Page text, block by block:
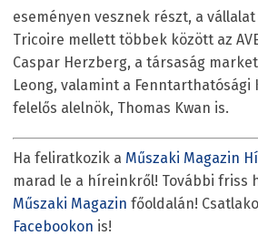
eseményen vesznek részt, a
Tricoire mellett többek között az
Caspar Herzberg, a társaság
Leong, valamint a
felelős alelnök, Thomas Kwan is.
Ha feliratkozik a Műszaki Magazin
marad le a híreinkről! További friss
Műszaki Magazin főoldalán!
Facebookon is!